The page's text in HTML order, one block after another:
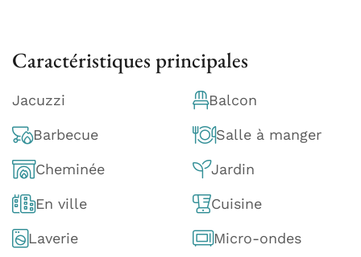
Caractéristiques principales
Jacuzzi Balcon
Barbecue Salle à manger
Cheminée Jardin
En ville Cuisine
Laverie Micro-ondes